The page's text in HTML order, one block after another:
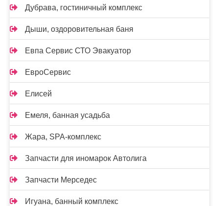
Дубрава, гостиничный комплекс
Дыши, оздоровительная баня
Евпа Сервис СТО Эвакуатор
ЕвроСервис
Елисей
Емеля, банная усадьба
Жара, SPA-комплекс
Запчасти для иномарок Автолига
Запчасти Мерседес
Игуана, банный комплекс